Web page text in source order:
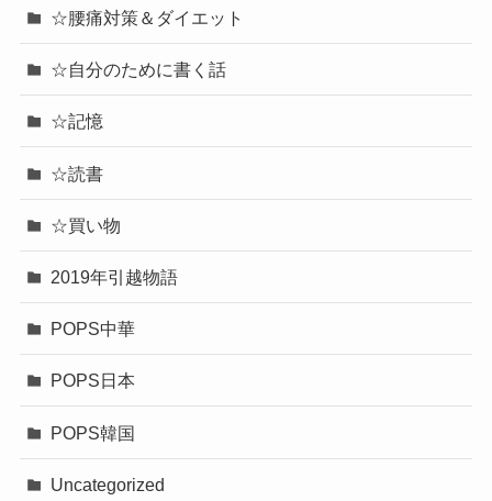
☆腰痛対策＆ダイエット
☆自分のために書く話
☆記憶
☆読書
☆買い物
2019年引越物語
POPS中華
POPS日本
POPS韓国
Uncategorized